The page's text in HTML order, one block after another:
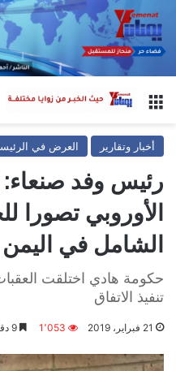
القائمة
أخبار وتقارير العرض في
رئيس وفد صنعاء:
الأوروبي تصورا
الشامل في اليمن
حكومة هادي اختلقت
تنفيذ الاتفاق
21 فبراير، 2019 1٬053